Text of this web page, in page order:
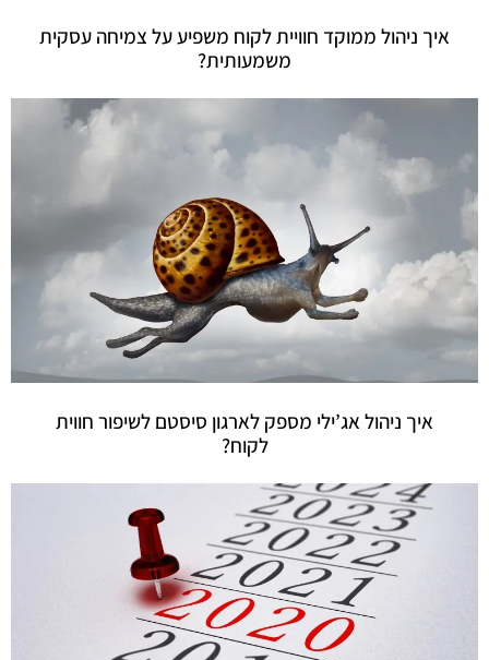
איך ניהול ממוקד חוויית לקוח משפיע על צמיחה עסקית
משמעותית?
איך ניהול אג’ילי מספק לארגון סיסטם לשיפור חווית
לקוח?